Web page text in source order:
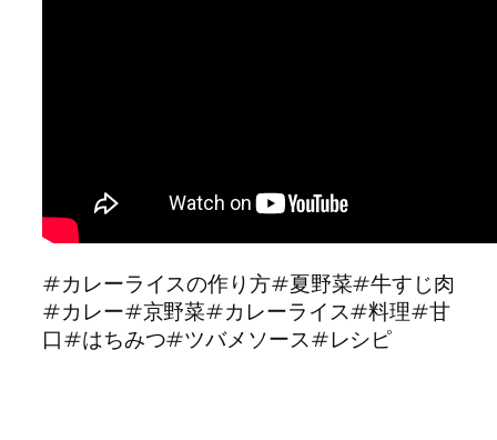
#カレーライスの作り方#夏野菜#牛すじ肉
#カレー#京野菜#カレーライス#料理#甘
口#はちみつ#ツバメソース#レシピ